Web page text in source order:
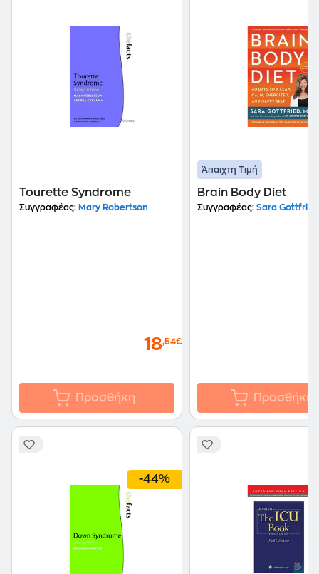
Tourette Syndrome
Συγγραφέας: Mary Robertson
18,54€
Προσθήκη
Άπαιχτη Τιμή
Brain Body Diet
Συγγραφέας: Sara Gottfried
Προσθήκη
-44%